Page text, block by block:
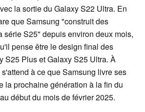
la sortie du Galaxy S22 Ultra. En
que Samsung "construit des
série S25" depuis environ deux mois,
pense être le design final des
S25 Plus et Galaxy S25 Ultra. À
à ce que Samsung livre ses
la prochaine génération à la fin du
début du mois de février 2025.